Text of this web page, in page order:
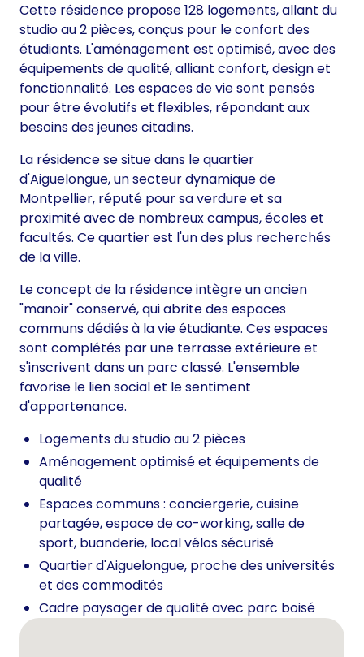
Cette résidence propose 128 logements, allant du
studio au 2 pièces, conçus pour le confort des
étudiants. L'aménagement est optimisé, avec des
équipements de qualité, alliant confort, design et
fonctionnalité. Les espaces de vie sont pensés
pour être évolutifs et flexibles, répondant aux
besoins des jeunes citadins.
La résidence se situe dans le quartier
d'Aiguelongue, un secteur dynamique de
Montpellier, réputé pour sa verdure et sa
proximité avec de nombreux campus, écoles et
facultés. Ce quartier est l'un des plus recherchés
de la ville.
Le concept de la résidence intègre un ancien
"manoir" conservé, qui abrite des espaces
communs dédiés à la vie étudiante. Ces espaces
sont complétés par une terrasse extérieure et
s'inscrivent dans un parc classé. L'ensemble
favorise le lien social et le sentiment
d'appartenance.
Logements du studio au 2 pièces
Aménagement optimisé et équipements de
qualité
Espaces communs : conciergerie, cuisine
partagée, espace de co-working, salle de
sport, buanderie, local vélos sécurisé
Quartier d'Aiguelongue, proche des universités
et des commodités
Cadre paysager de qualité avec parc boisé